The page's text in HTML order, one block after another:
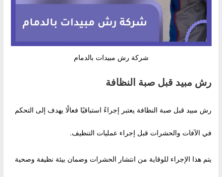
شركة رش مبيدات بالدمام
رش مبيد قبل صبة النظافة
رش مبيد قبل صبة النظافة يعتبر إجراءً استباقيًا فعالًا يهدف إلى التحكم
في الآفات والحشرات قبل إجراء عمليات التنظيف.
يتم هذا الإجراء للوقاية من انتشار الحشرات وضمان بيئة نظيفة وصحية